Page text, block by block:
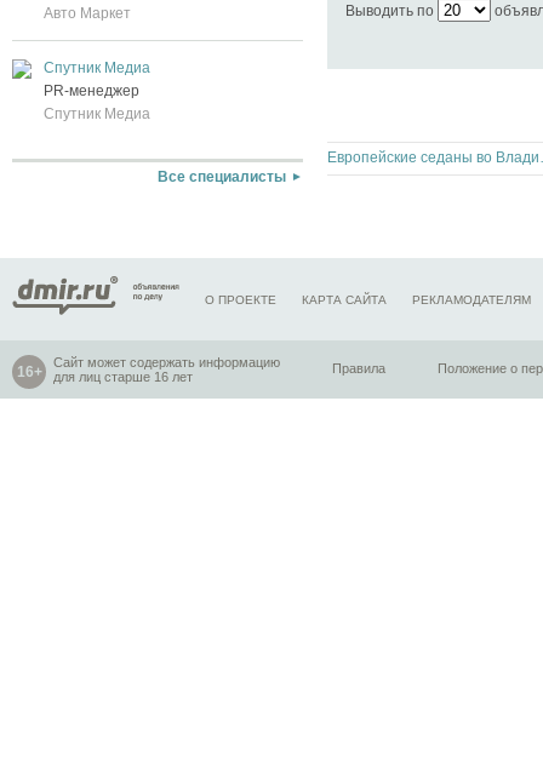
Авто Маркет
Спутник Медиа
PR-менеджер
Спутник Медиа
Все специалисты
Выводить по
О ПРОЕКТЕ КАРТА САЙТА РЕКЛАМОДАТЕЛЯМ
Сайт может содержать информацию
для лиц старше 16 лет
Правила Положение о